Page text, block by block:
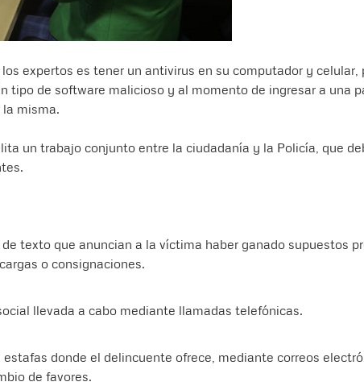
expertos es tener un antivirus en su computador y celular,
tipo de software malicioso y al momento de ingresar a una
misma.
un trabajo conjunto entre la ciudadanía y la Policía, que
texto que anuncian a la víctima haber ganado supuestos
o consignaciones.
llevada a cabo mediante llamadas telefónicas.
estafas donde el delincuente ofrece, mediante correos
de favores.